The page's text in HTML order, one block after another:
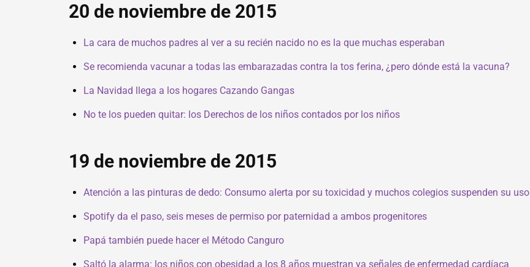
20 de noviembre de 2015
La cara de muchos padres al ver a su recién nacido no es la que muchas esperaban
Se recomienda vacunar a todas las embarazadas contra la tos ferina, ¿pero dónde está la vacuna?
La Navidad llega a los hogares Cazando Gangas
No te los pueden quitar: los Derechos de los niños contados por los niños
19 de noviembre de 2015
Atención a las pinturas de dedo: Consumo alerta por su toxicidad y muchos colegios suspenden su uso
Spotify da el paso, seis meses de permiso por paternidad a ambos progenitores
Papá también puede hacer el Método Canguro
Saltó la alarma: los niños con obesidad a los 8 años muestran ya señales de enfermedad cardíaca